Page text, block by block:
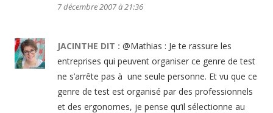
7 décembre 2007 à 21:36
JACINTHE DIT : @Mathias : Je te rassure les
entreprises qui peuvent organiser ce genre de test
ne s’arrête pas à une seule personne. Et vu que ce
genre de test est organisé par des professionnels
et des ergonomes, je pense qu’il sélectionne au